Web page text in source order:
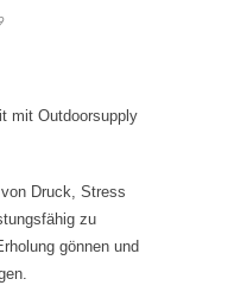
mit Outdoorsupply
Druck, Stress
zu
gönnen und